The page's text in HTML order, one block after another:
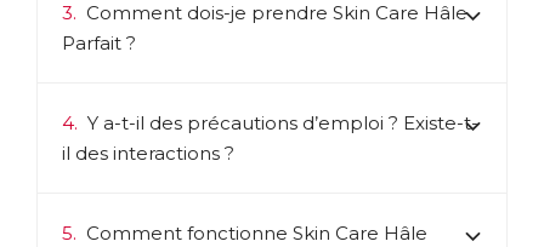
3. Comment dois-je prendre Skin Care Hâle
Parfait ?
4. Y a-t-il des précautions d’emploi ? Existe-t-
il des interactions ?
5. Comment fonctionne Skin Care Hâle